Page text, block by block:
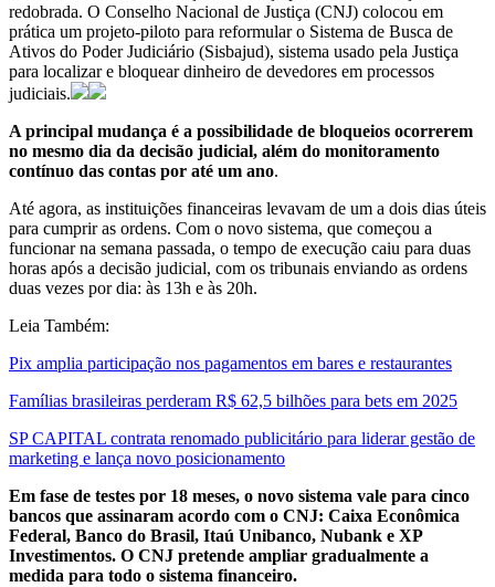
redobrada. O Conselho Nacional de Justiça (CNJ) colocou em
prática um projeto-piloto para reformular o Sistema de Busca de
Ativos do Poder Judiciário (Sisbajud), sistema usado pela Justiça
para localizar e bloquear dinheiro de devedores em processos
judiciais.
A principal mudança é a possibilidade de bloqueios ocorrerem
no mesmo dia da decisão judicial, além do monitoramento
contínuo das contas por até um ano.
Até agora, as instituições financeiras levavam de um a dois dias úteis
para cumprir as ordens. Com o novo sistema, que começou a
funcionar na semana passada, o tempo de execução caiu para duas
horas após a decisão judicial, com os tribunais enviando as ordens
duas vezes por dia: às 13h e às 20h.
Leia Também:
Pix amplia participação nos pagamentos em bares e restaurantes
Famílias brasileiras perderam R$ 62,5 bilhões para bets em 2025
SP CAPITAL contrata renomado publicitário para liderar gestão de
marketing e lança novo posicionamento
Em fase de testes por 18 meses, o novo sistema vale para cinco
bancos que assinaram acordo com o CNJ: Caixa Econômica
Federal, Banco do Brasil, Itaú Unibanco, Nubank e XP
Investimentos. O CNJ pretende ampliar gradualmente a
medida para todo o sistema financeiro.